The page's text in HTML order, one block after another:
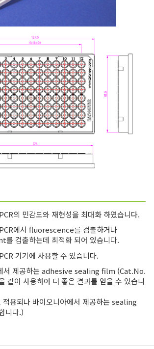
의 민감도와 재현성을 최대화 하였습니다.
에서 fluorescence를 검출하거나
검출하는데 최적화 되어 있습니다.
기기에 사용할 수 있습니다.
서 제공하는 adhesive sealing film (Cat.No.
같이 사용하여 더 좋은 결과를 얻을 수 있습니
적용되나 바이오니아에서 제공하는 sealing
니다.)